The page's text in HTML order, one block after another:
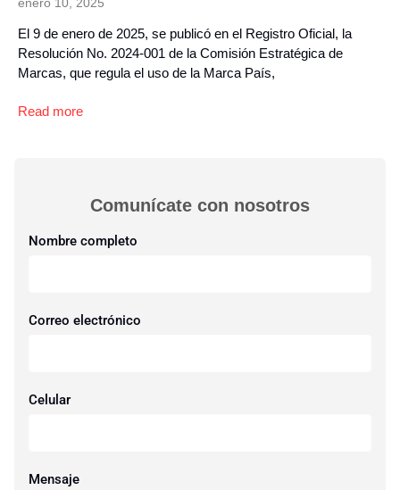
El 9 de enero de 2025, se publicó en el Registro Oficial, la
Resolución No. 2024-001 de la Comisión Estratégica de
Marcas, que regula el uso de la Marca País,
Read more
Comunícate con nosotros​
Nombre completo
Correo electrónico
Celular
Mensaje